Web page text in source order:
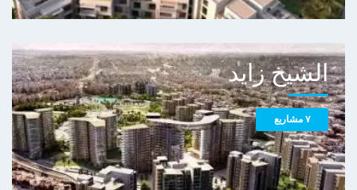
الشيخ زايد
٧ مشاريع